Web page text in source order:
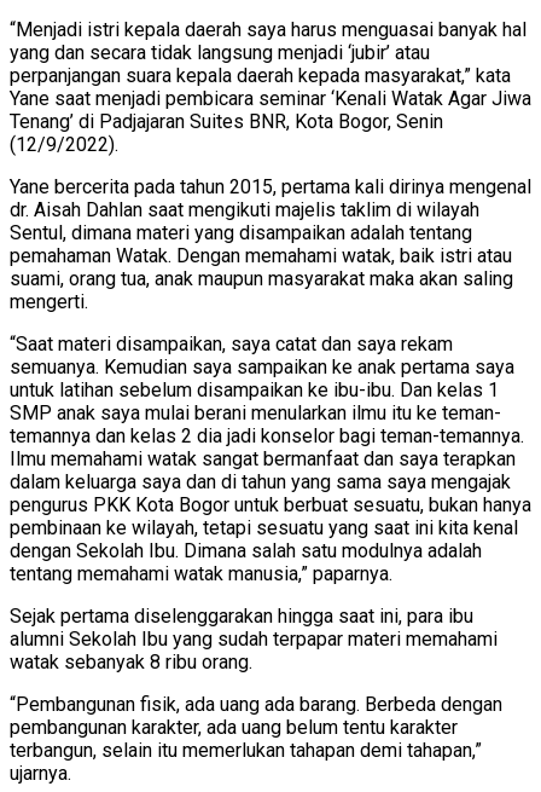
“Menjadi istri kepala daerah saya harus menguasai banyak hal
yang dan secara tidak langsung menjadi ‘jubir’ atau
perpanjangan suara kepala daerah kepada masyarakat,” kata
Yane saat menjadi pembicara seminar ‘Kenali Watak Agar Jiwa
Tenang’ di Padjajaran Suites BNR, Kota Bogor, Senin
(12/9/2022).
Yane bercerita pada tahun 2015, pertama kali dirinya mengenal
dr. Aisah Dahlan saat mengikuti majelis taklim di wilayah
Sentul, dimana materi yang disampaikan adalah tentang
pemahaman Watak. Dengan memahami watak, baik istri atau
suami, orang tua, anak maupun masyarakat maka akan saling
mengerti.
“Saat materi disampaikan, saya catat dan saya rekam
semuanya. Kemudian saya sampaikan ke anak pertama saya
untuk latihan sebelum disampaikan ke ibu-ibu. Dan kelas 1
SMP anak saya mulai berani menularkan ilmu itu ke teman-
temannya dan kelas 2 dia jadi konselor bagi teman-temannya.
Ilmu memahami watak sangat bermanfaat dan saya terapkan
dalam keluarga saya dan di tahun yang sama saya mengajak
pengurus PKK Kota Bogor untuk berbuat sesuatu, bukan hanya
pembinaan ke wilayah, tetapi sesuatu yang saat ini kita kenal
dengan Sekolah Ibu. Dimana salah satu modulnya adalah
tentang memahami watak manusia,” paparnya.
Sejak pertama diselenggarakan hingga saat ini, para ibu
alumni Sekolah Ibu yang sudah terpapar materi memahami
watak sebanyak 8 ribu orang.
“Pembangunan fisik, ada uang ada barang. Berbeda dengan
pembangunan karakter, ada uang belum tentu karakter
terbangun, selain itu memerlukan tahapan demi tahapan,”
ujarnya.